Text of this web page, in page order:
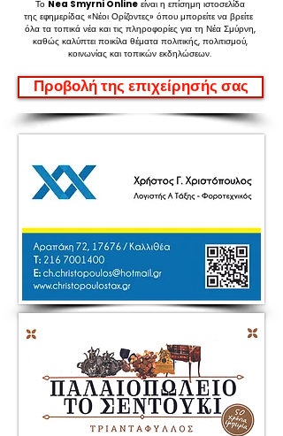
Το Nea Smyrni Onlineείναι η επίσημη ιστοσελίδα
της εφημερίδας «Νέοι Ορίζοντες» όπου μπορείτε να βρείτε
όλα τα τοπικά νέα και τις πληροφορίες για τη Νέα Σμύρνη,
καθώς καλύπτει ποικίλα θέματα πολιτικής, πολιτισμού,
κοινωνίας και τοπικών εκδηλώσεων.
Προβολή της επιχείρησής σας